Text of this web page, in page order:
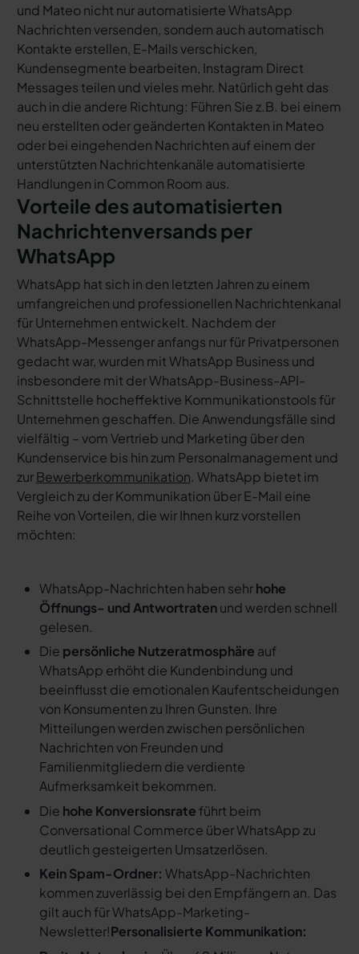
und Mateo nicht nur automatisierte WhatsApp
Nachrichten versenden, sondern auch automatisch
Kontakte erstellen, E-Mails verschicken,
Kundensegmente bearbeiten, Instagram Direct
Messages teilen und vieles mehr. Natürlich geht das
auch in die andere Richtung: Führen Sie z.B. bei einem
neu erstellten oder geänderten Kontakten in Mateo
oder bei eingehenden Nachrichten auf einem der
unterstützten Nachrichtenkanäle automatisierte
Handlungen in Common Room aus.
Vorteile des automatisierten
Nachrichtenversands per
WhatsApp
WhatsApp hat sich in den letzten Jahren zu einem
umfangreichen und professionellen Nachrichtenkanal
für Unternehmen entwickelt. Nachdem der
WhatsApp-Messenger anfangs nur für Privatpersonen
gedacht war, wurden mit WhatsApp Business und
insbesondere mit der WhatsApp-Business-API-
Schnittstelle hocheffektive Kommunikationstools für
Unternehmen geschaffen. Die Anwendungsfälle sind
vielfältig – vom Vertrieb und Marketing über den
Kundenservice bis hin zum Personalmanagement und
zurBewerberkommunikation. WhatsApp bietet im
Vergleich zu der Kommunikation über E-Mail eine
Reihe von Vorteilen, die wir Ihnen kurz vorstellen
möchten:
WhatsApp-Nachrichten haben sehrhohe
Öffnungs- und Antwortratenund werden schnell
gelesen.
Die persönliche Nutzeratmosphäre auf
WhatsApp erhöht die Kundenbindung und
beeinflusst die emotionalen Kaufentscheidungen
von Konsumenten zu Ihren Gunsten. Ihre
Mitteilungen werden zwischen persönlichen
Nachrichten von Freunden und
Familienmitgliedern die verdiente
Aufmerksamkeit bekommen.
Die hohe Konversionsrate führt beim
Conversational Commerce über WhatsApp zu
deutlich gesteigerten Umsatzerlösen.
Kein Spam-Ordner: WhatsApp-Nachrichten
kommen zuverlässig bei den Empfängern an. Das
gilt auch für WhatsApp-Marketing-
Newsletter!Personalisierte Kommunikation: